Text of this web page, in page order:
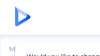
Мокапы